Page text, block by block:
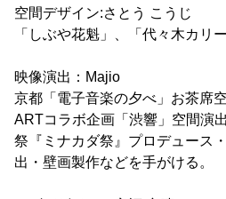
空間デザイン:さとう こうじ
「しぶや花魁」、「代々木カリ
映像演出：Majio
京都「電子音楽の夕べ」お茶席
ARTコラボ企画「渋響」空間演
祭『ミナカダ祭』プロデュース
出・壁画製作などを手がける。